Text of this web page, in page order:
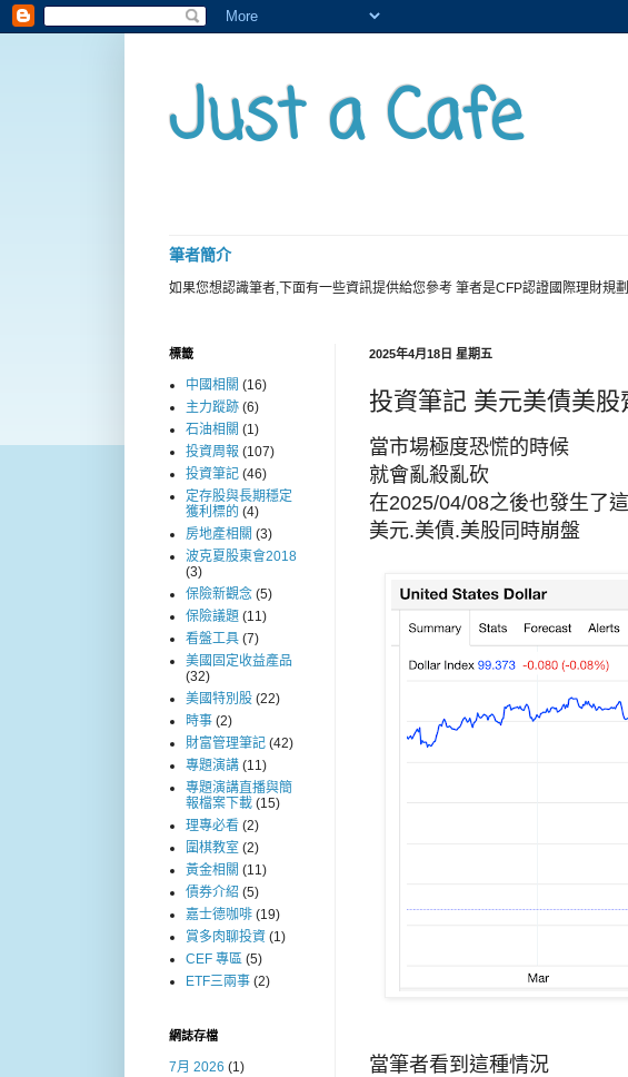
Just a Cafe
筆者簡介
如果您想認識筆者,下面有一些資訊提供給您參考 筆者是CFP認證國際理財規
2025年4月18日 星期五
投資筆記 美元美債美
當市場極度恐慌的時候
就會亂殺亂砍
在2025/04/08之後也發生了
美元.美債.美股同時崩盤
當筆者看到這種情況
標籤
中國相關 (16)
主力蹤跡 (6)
石油相關 (1)
投資周報 (107)
投資筆記 (46)
定存股與長期穩定
獲利標的 (4)
房地產相關 (3)
波克夏股東會2018
(3)
保險新觀念 (5)
保險議題 (11)
看盤工具 (7)
美國固定收益產品
(32)
美國特別股 (22)
時事 (2)
財富管理筆記 (42)
專題演講 (11)
專題演講直播與簡
報檔案下載 (15)
理專必看 (2)
圍棋教室 (2)
黃金相關 (11)
債券介紹 (5)
嘉士德咖啡 (19)
賞多肉聊投資 (1)
CEF 專區 (5)
ETF三兩事 (2)
網誌存檔
7月 2026 (1)